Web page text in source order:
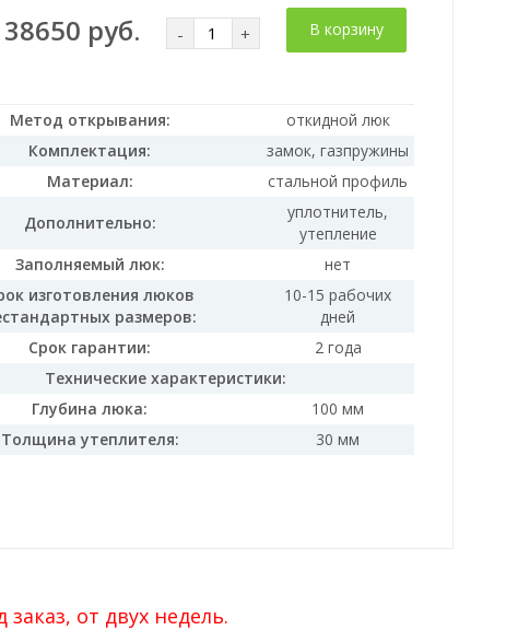
38650 руб. - + В корзину
Метод открывания:
откидной люк
Комплектация:
замок, газпружины
Материал:
стальной профиль
Дополнительно:
уплотнитель,
утепление
Заполняемый люк:
нет
изготовления люков
размеров:
10-15 рабочих
дней
Срок гарантии:
2 года
Технические характеристики:
Глубина люка:
100 мм
Толщина утеплителя:
30 мм
от двух недель.